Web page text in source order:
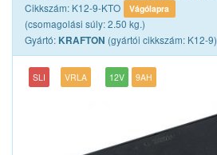
Cikkszám: K12-9-KTO Vágólapra
(csomagolási súly: 2.50 kg.)
Gyártó: KRAFTON (gyártói cikkszám: K12-9)
SLI VRLA 12V 9AH